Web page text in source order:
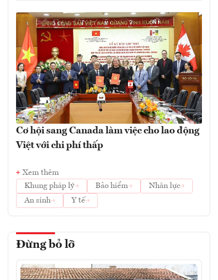
Cơ hội sang Canada làm việc cho lao động
Việt với chi phí thấp
Xem thêm
Khung pháp lý
Bảo hiểm
Nhân lực
An sinh
Y tế
Đừng bỏ lỡ